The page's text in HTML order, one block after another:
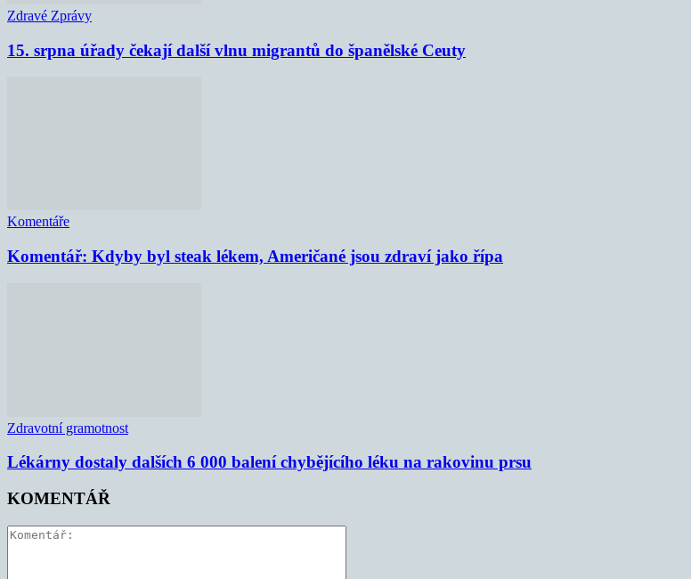
Zdravé Zprávy
15. srpna úřady čekají další vlnu migrantů do španělské Ceuty
Komentáře
Komentář: Kdyby byl steak lékem, Američané jsou zdraví jako řípa
Zdravotní gramotnost
Lékárny dostaly dalších 6 000 balení chybějícího léku na rakovinu prsu
KOMENTÁŘ